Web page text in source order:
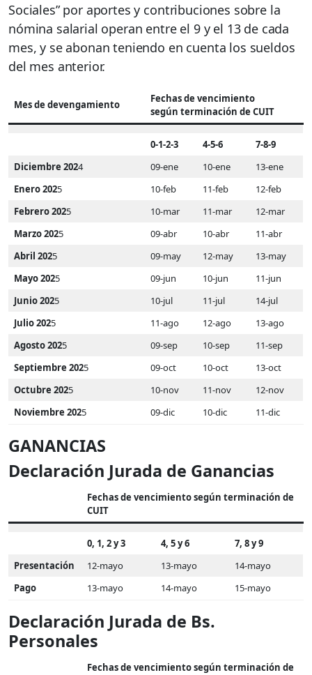
Sociales” por aportes y contribuciones sobre la
nómina salarial operan entre el 9 y el 13 de cada
mes, y se abonan teniendo en cuenta los sueldos
del mes anterior.
Mes de devengamiento
Fechas de vencimiento
según terminación de CUIT
0-1-2-3 4-5-6
7-8-9
Diciembre 2024 09-ene 10-ene
13-ene
Enero 2025 10-feb 11-feb
12-feb
Febrero 2025 10-mar 11-mar
12-mar
Marzo 2025 09-abr 10-abr
11-abr
Abril 2025 09-may 12-may
13-may
Mayo 2025 09-jun 10-jun
11-jun
Junio 2025 10-jul 11-jul
14-jul
Julio 2025 11-ago 12-ago
13-ago
Agosto 2025 09-sep 10-sep
11-sep
Septiembre 2025 09-oct 10-oct
13-oct
Octubre 2025 10-nov 11-nov
12-nov
Noviembre 2025 09-dic 10-dic 11-dic
GANANCIAS
Declaración Jurada de Ganancias
Fechas de vencimiento según terminación de
CUIT
0, 1, 2 y 3 4, 5 y 6
7, 8 y 9
Presentación
12-mayo 13-mayo
14-mayo
Pago
13-mayo 14-mayo 15-mayo
Declaración Jurada de Bs.
Personales
Fechas de vencimiento según terminación de